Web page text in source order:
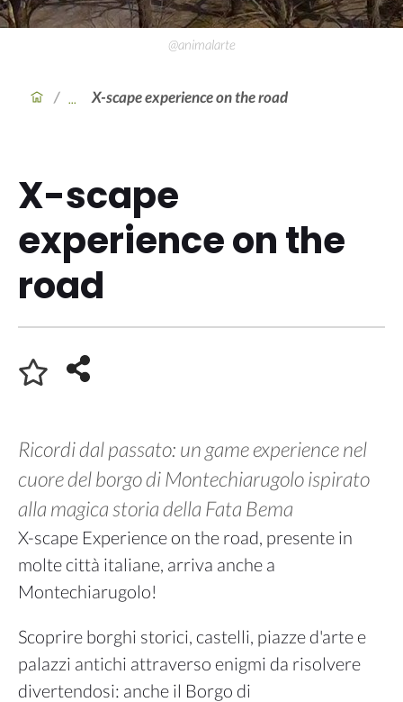
@animalarte
/ X-scape experience on the road
X-scape
experience on the
road
Ricordi dal passato: un game experience nel
cuore del borgo di Montechiarugolo ispirato
alla magica storia della Fata Bema
X-scape Experience on the road, presente in
molte città italiane, arriva anche a
Montechiarugolo!
Scoprire borghi storici, castelli, piazze d'arte e
palazzi antichi attraverso enigmi da risolvere
divertendosi: anche il Borgo di